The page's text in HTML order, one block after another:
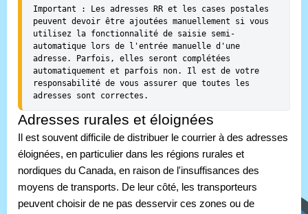
Important : Les adresses RR et les cases postales
peuvent devoir être ajoutées manuellement si vous
utilisez la fonctionnalité de saisie semi-
automatique lors de l'entrée manuelle d'une
adresse. Parfois, elles seront complétées
automatiquement et parfois non. Il est de votre
responsabilité de vous assurer que toutes les
adresses sont correctes.
Adresses rurales et éloignées
Il est souvent difficile de distribuer le courrier à des adresses
éloignées, en particulier dans les régions rurales et
nordiques du Canada, en raison de l'insuffisances des
moyens de transports. De leur côté, les transporteurs
peuvent choisir de ne pas desservir ces zones ou de